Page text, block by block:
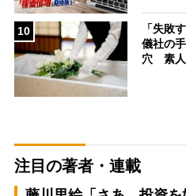
10
「失敗
儀社の
穴 素
注目の著者・連載